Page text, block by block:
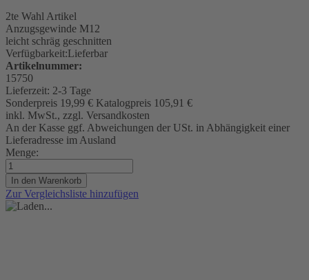
2te Wahl Artikel
Anzugsgewinde M12
leicht schräg geschnitten
Verfügbarkeit:Lieferbar
Artikelnummer:
15750
Lieferzeit: 2-3 Tage
Sonderpreis 19,99 € Katalogpreis 105,91 €
inkl. MwSt., zzgl. Versandkosten
An der Kasse ggf. Abweichungen der USt. in Abhängigkeit einer
Lieferadresse im Ausland
Menge:
In den Warenkorb
Zur Vergleichsliste hinzufügen